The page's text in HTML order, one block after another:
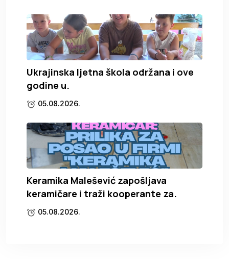
Ukrajinska ljetna škola održana i ove
godine u.
05.08.2026.
Keramika Malešević zapošljava
keramičare i traži kooperante za.
05.08.2026.